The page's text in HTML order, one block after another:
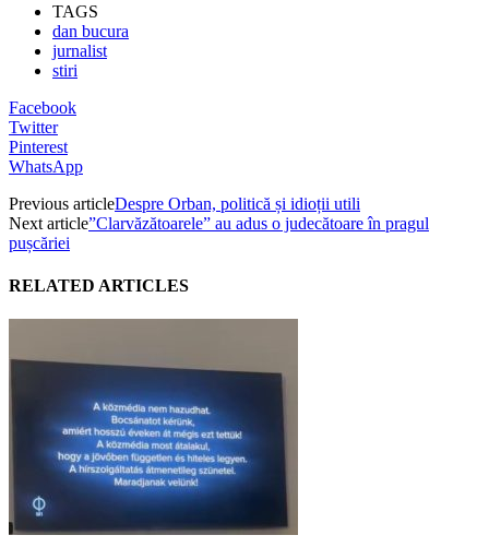
TAGS
dan bucura
jurnalist
stiri
Facebook
Twitter
Pinterest
WhatsApp
Previous articleDespre Orban, politică și idioții utili
Next article”Clarvăzătoarele” au adus o judecătoare în pragul
pușcăriei
RELATED ARTICLES